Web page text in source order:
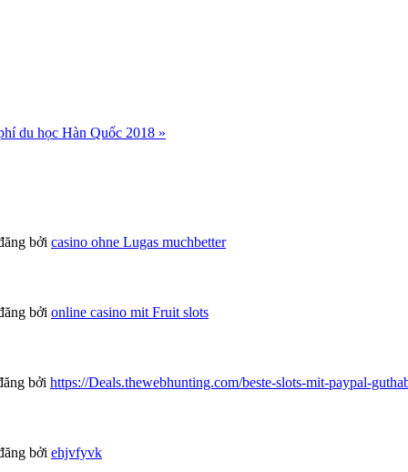
du học Hàn Quốc 2018 »
bởi casino ohne Lugas muchbetter
bởi online casino mit Fruit slots
bởi https://Deals.thewebhunting.com/beste-slots-mit-paypal-
bởi ehjvfyvk